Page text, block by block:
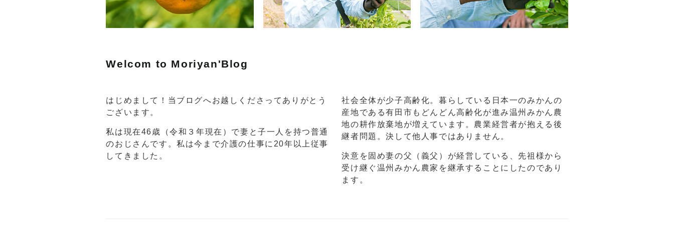
Welcom to Moriyan'Blog
はじめまして！当ブログへお越しくださってありがとう
ございます。
私は現在46歳（令和３年現在）で妻と子一人を持つ普通
のおじさんです。私は今まで介護の仕事に20年以上従事
してきました。
社会全体が少子高齢化。暮らしている日本一のみかんの
産地である有田市もどんどん高齢化が進み温州みかん農
地の耕作放棄地が増えています。農業経営者が抱える後
継者問題。決して他人事ではありません。
決意を固め妻の父（義父）が経営している、先祖様から
受け継ぐ温州みかん農家を継承することにしたのであり
ます。